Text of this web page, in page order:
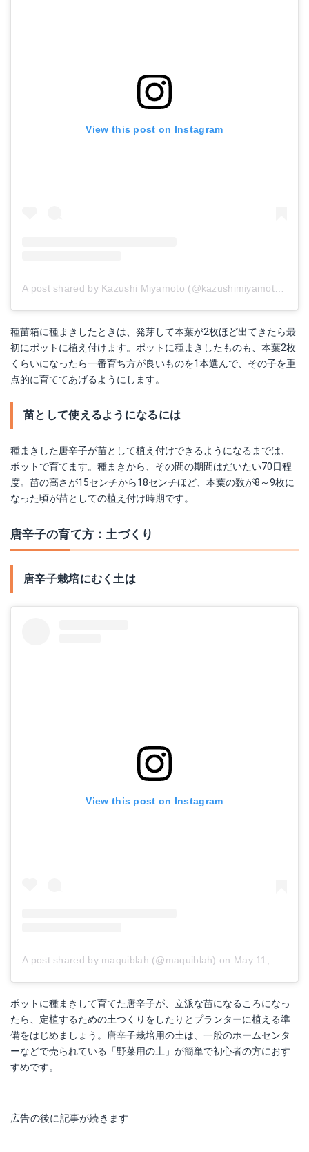
View this post on Instagram
種苗箱に種まきしたときは、発芽して本葉が2枚ほど出てきたら最
初にポットに植え付けます。ポットに種まきしたものも、本葉2枚
くらいになったら一番育ち方が良いものを1本選んで、その子を重
点的に育ててあげるようにします。
苗として使えるようになるには
種まきした唐辛子が苗として植え付けできるようになるまでは、
ポットで育てます。種まきから、その間の期間はだいたい70日程
度。苗の高さが15センチから18センチほど、本葉の数が8～9枚に
なった頃が苗としての植え付け時期です。
唐辛子の育て方：土づくり
唐辛子栽培にむく土は
View this post on Instagram
A post shared by maquiblah (@maquiblah) on May 11, 2017 at 7:25pm PDT
ポットに種まきして育てた唐辛子が、立派な苗になるころになっ
たら、定植するための土つくりをしたりとプランターに植える準
備をはじめましょう。唐辛子栽培用の土は、一般のホームセンタ
ーなどで売られている「野菜用の土」が簡単で初心者の方におす
すめです。
広告の後に記事が続きます